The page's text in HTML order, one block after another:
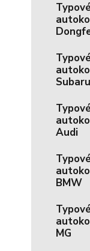
Subaru
Audi
BMW
MG